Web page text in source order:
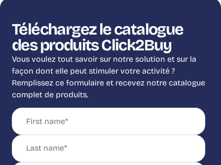
Téléchargez le catalogue
des produits Click2Buy
Vous voulez tout savoir sur notre solution et sur la
façon dont elle peut stimuler votre activité ?
Remplissez ce formulaire et recevez notre catalogue
complet de produits.